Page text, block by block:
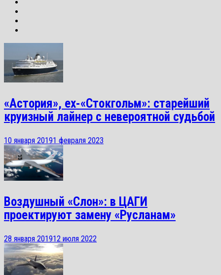
«Астория», ex-«Стокгольм»: старейший
круизный лайнер с невероятной судьбой
10 января 20191 февраля 2023
Воздушный «Слон»: в ЦАГИ
проектируют замену «Русланам»
28 января 201912 июля 2022